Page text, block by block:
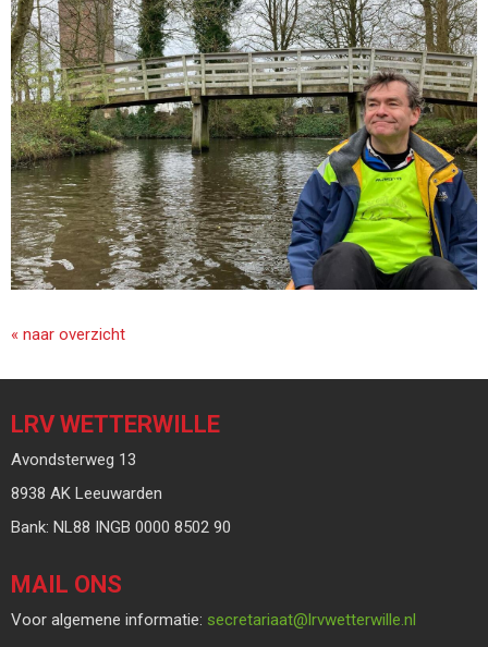
« naar overzicht
LRV WETTERWILLE
Avondsterweg 13
8938 AK Leeuwarden
Bank: NL88 INGB 0000 8502 90
MAIL ONS
Voor algemene informatie: taairaterces@lrvwetterwille.nl